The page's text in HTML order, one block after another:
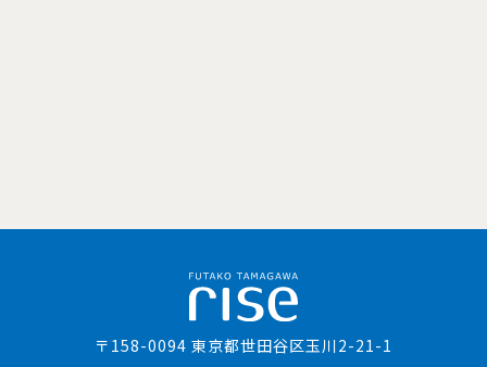
〒158-0094 東京都世田谷区玉川2-21-1